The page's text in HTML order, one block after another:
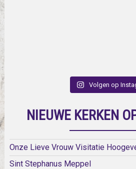
Volgen op
NIEUWE KERKEN
Onze Lieve Vrouw Visitatie
Sint Stephanus Meppel